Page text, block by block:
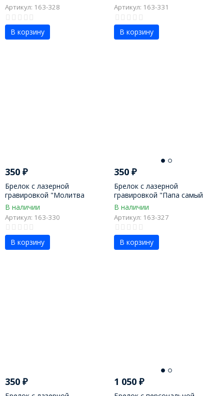
Артикул: 163-328
В корзину
Артикул: 163-331
В корзину
350 ₽
Брелок с лазерной
гравировкой "Молитва
водителя"
В наличии
Артикул: 163-330
В корзину
350₽
Брелок с лазерной
гравировкой "Папа самый
лучший"
В наличии
Артикул: 163-327
В корзину
350 ₽ 1 050₽